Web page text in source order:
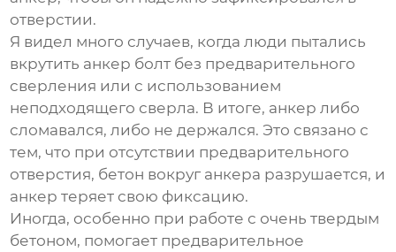
отверстии.
Я видел много случаев, когда люди пытались
вкрутить анкер болт без предварительного
сверления или с использованием
неподходящего сверла. В итоге, анкер либо
сломавался, либо не держался. Это связано с
тем, что при отсутствии предварительного
отверстия, бетон вокруг анкера разрушается, и
анкер теряет свою фиксацию.
Иногда, особенно при работе с очень твердым
бетоном, помогает предварительное